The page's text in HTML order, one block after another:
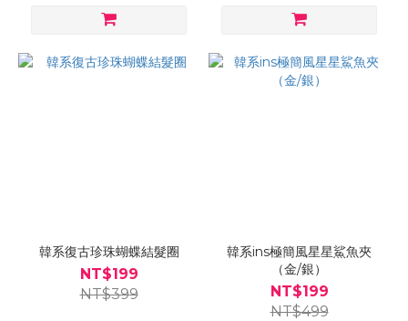
韓系復古珍珠蝴蝶結髮圈
NT$199
NT$399
韓系ins極簡風星星鯊魚夾
（金/銀）
NT$199
NT$499